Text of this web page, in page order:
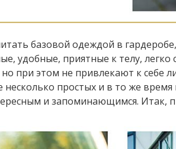
базовой одеждой в
удобные, приятные к телу,
при этом не привлекают к себе
несколько простых и в то же
и запоминающимся. Итак,